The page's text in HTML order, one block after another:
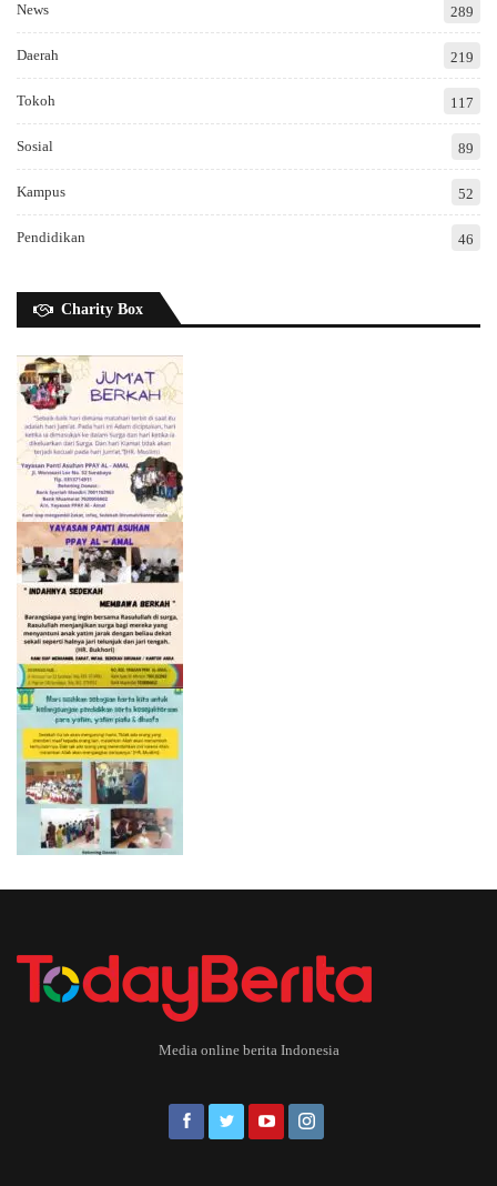
News 289
Daerah 219
Tokoh 117
Sosial 89
Kampus 52
Pendidikan 46
Charity Box
Media online berita Indonesia